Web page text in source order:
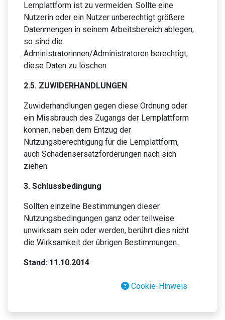
Lernplattform ist zu vermeiden. Sollte eine
Nutzerin oder ein Nutzer unberechtigt größere
Datenmengen in seinem Arbeitsbereich ablegen,
so sind die
Administratorinnen/Administratoren berechtigt,
diese Daten zu löschen.
2.5. ZUWIDERHANDLUNGEN
Zuwiderhandlungen gegen diese Ordnung oder
ein Missbrauch des Zugangs der Lernplattform
können, neben dem Entzug der
Nutzungsberechtigung für die Lernplattform,
auch Schadensersatzforderungen nach sich
ziehen.
3. Schlussbedingung
Sollten einzelne Bestimmungen dieser
Nutzungsbedingungen ganz oder teilweise
unwirksam sein oder werden, berührt dies nicht
die Wirksamkeit der übrigen Bestimmungen.
Stand: 11.10.2014
Cookie-Hinweis